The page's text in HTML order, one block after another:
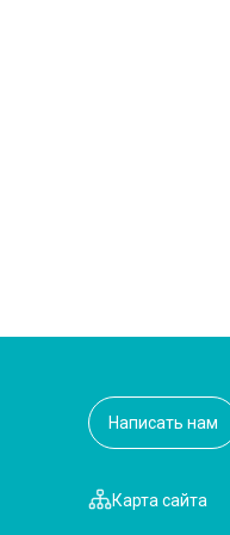
Карта сайта
Написать нам